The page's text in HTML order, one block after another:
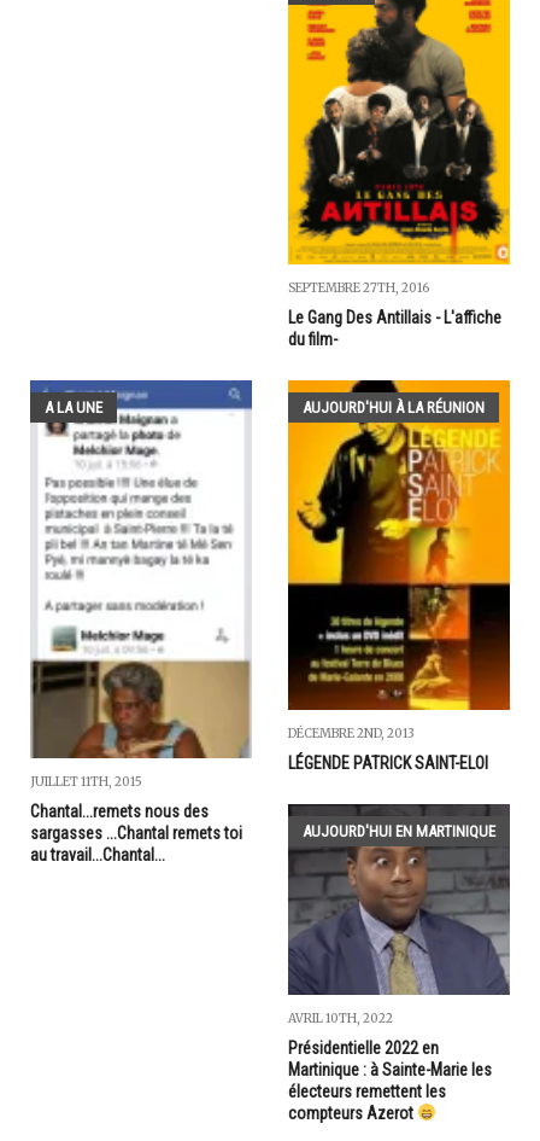
SEPTEMBRE 27TH, 2016
Le Gang Des Antillais - L'affiche
du film-
A LA UNE
JUILLET 11TH, 2015
Chantal...remets nous des
sargasses ...Chantal remets toi
au travail...Chantal...
AUJOURD'HUI À LA RÉUNION
DÉCEMBRE 2ND, 2013
LÉGENDE PATRICK SAINT-ELOI
AUJOURD'HUI EN MARTINIQUE
AVRIL 10TH, 2022
Présidentielle 2022 en
Martinique : à Sainte-Marie les
électeurs remettent les
compteurs Azerot